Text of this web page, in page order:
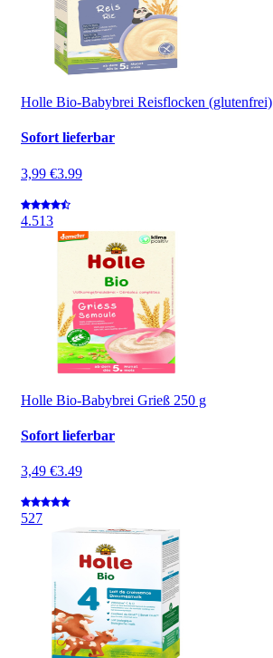
Holle Bio-Babybrei Reisflocken (glutenfrei)
Sofort lieferbar
3,99 €3.99
4.513
Holle Bio-Babybrei Grieß 250 g
Sofort lieferbar
3,49 €3.49
527